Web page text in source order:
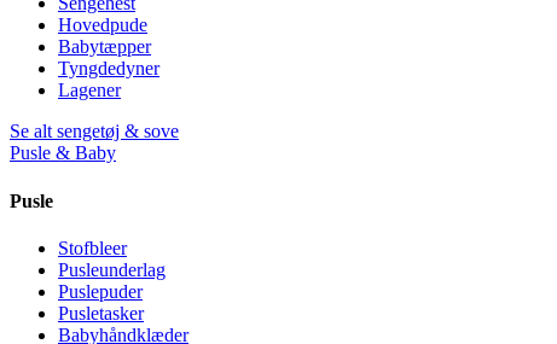
Hovedpude
Babytæpper
Tyngdedyner
Lagener
Se alt sengetøj & sove
Pusle & Baby
Pusle
Stofbleer
Pusleunderlag
Puslepuder
Pusletasker
Babyhåndklæder